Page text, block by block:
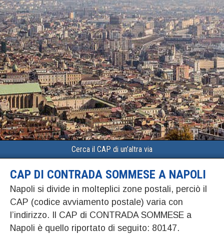
Cerca il CAP di un’altra via
CAP DI CONTRADA SOMMESE A NAPOLI
Napoli si divide in molteplici zone postali, perciò il
CAP (codice avviamento postale) varia con
l’indirizzo. Il CAP di CONTRADA SOMMESE a
Napoli è quello riportato di seguito: 80147.